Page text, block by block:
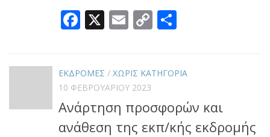
Facebook
X Email
Copy
ΕΚΔΡΟΜΕΣ / ΧΩΡΊΣ ΚΑΤΗΓΟΡΊΑ
10 ΦΕΒΡΟΥΑΡΊΟΥ 2023
Ανάρτηση προσφορών και
ανάθεση της εκπ/κής εκδρομής